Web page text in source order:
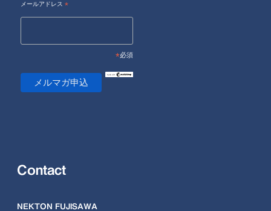
メールアドレス *
*必須
Contact
NEKTON FUJISAWA